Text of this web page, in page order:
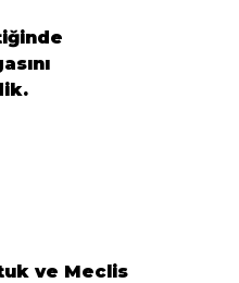
ve Meclis